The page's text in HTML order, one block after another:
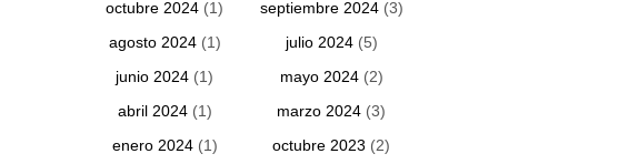
octubre 2024 (1) septiembre 2024(3)
agosto 2024(1) julio 2024(5)
junio 2024 (1) mayo 2024(2)
abril 2024(1) marzo 2024 (3)
enero 2024(1) octubre 2023 (2)